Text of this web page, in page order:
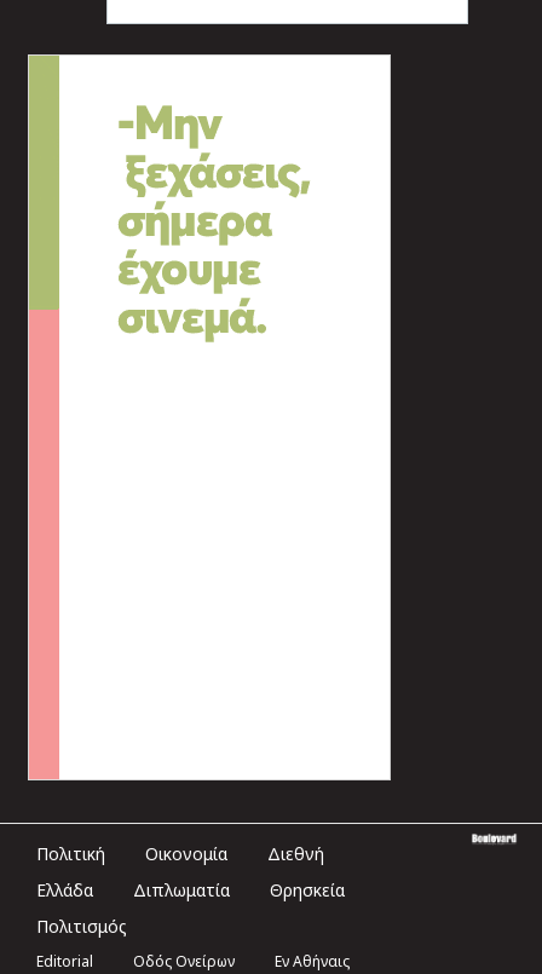
Πολιτική Οικονομία
Διεθνή
Ελλάδα
Διπλωματία
Θρησκεία
Πολιτισμός
Editorial Οδός Ονείρων Εν Αθήναις